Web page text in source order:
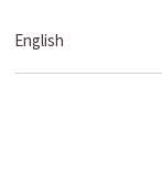
English